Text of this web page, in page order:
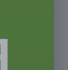
рождения;